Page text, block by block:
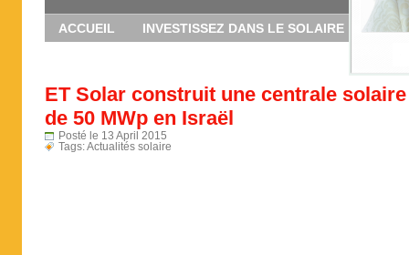
ACCUEIL INVESTISSEZ DANS LE SOLAIRE
ET Solar construit une centrale solaire
de 50 MWp en Israël
Posté le 13 April 2015
Tags:Actualités solaire